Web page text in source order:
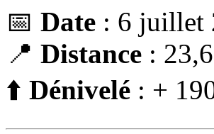
📅 Date : 6 juillet
📍 Distance :
⬆️ Dénivelé : +